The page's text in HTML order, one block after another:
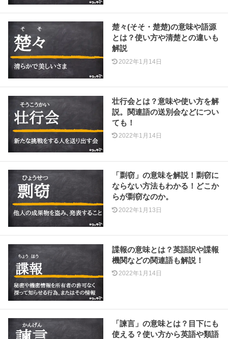
楚々(そそ・楚楚)の意味や語源
とは？使い方や清楚との違いも
解説
2022年1月14日
壮行会とは？意味や使い方を解
説。関連語の送別会などについ
ても！
2022年1月14日
「剽窃」の意味を解説！剽窃に
ならない方法もわかる！どこか
らが剽窃なのか。
2022年1月13日
諜報の意味とは？英語訳や諜報
機関などの関連語も解説！
2022年1月14日
「諫言」の意味とは？目下にも
使える？使い方から英語や類語